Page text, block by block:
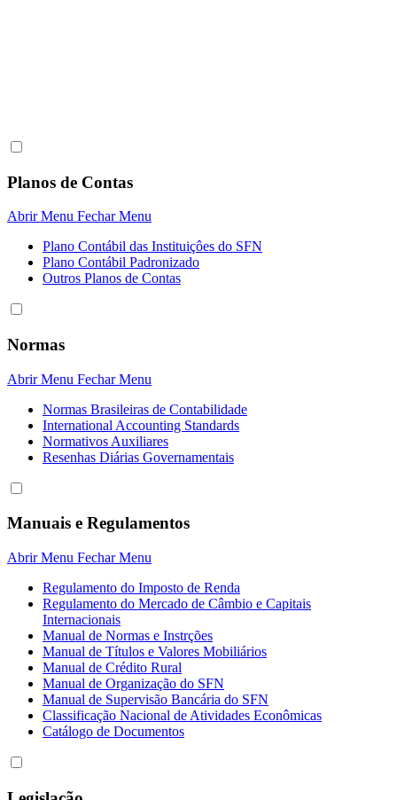
Planos de Contas
Abrir Menu Fechar Menu
Plano Contábil das Instituiçôes do SFN
Plano Contábil Padronizado
Outros Planos de Contas
Normas
Abrir Menu Fechar Menu
Normas Brasileiras de Contabilidade
International Accounting Standards
Normativos Auxiliares
Resenhas Diárias Governamentais
Manuais e Regulamentos
Abrir Menu Fechar Menu
Regulamento do Imposto de Renda
Regulamento do Mercado de Câmbio e Capitais
Internacionais
Manual de Normas e Instrções
Manual de Títulos e Valores Mobiliários
Manual de Crédito Rural
Manual de Organização do SFN
Manual de Supervisão Bancária do SFN
Classificação Nacional de Atividades Econômicas
Catálogo de Documentos